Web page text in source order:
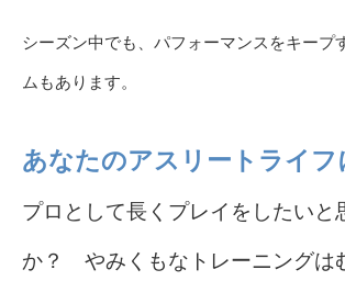
シーズン中でも、パフォーマンスをキープ
ムもあります。
あなたのアスリートライフ
プロとして長くプレイをしたいと
か？ やみくもなトレーニングは